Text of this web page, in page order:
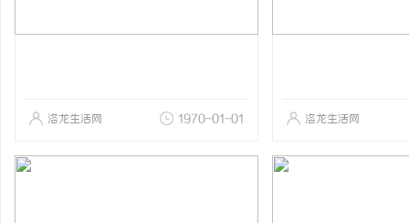
洛龙生活网 1970-01-01 洛龙生活网